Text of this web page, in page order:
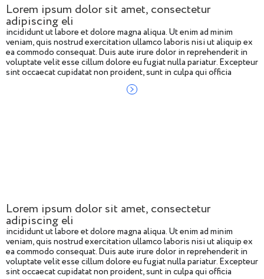
Lorem ipsum dolor sit amet, consectetur
adipiscing eli
incididunt ut labore et dolore magna aliqua. Ut enim ad minim
veniam, quis nostrud exercitation ullamco laboris nisi ut aliquip ex
ea commodo consequat. Duis aute irure dolor in reprehenderit in
voluptate velit esse cillum dolore eu fugiat nulla pariatur. Excepteur
sint occaecat cupidatat non proident, sunt in culpa qui officia
Lorem ipsum dolor sit amet, consectetur
adipiscing eli
incididunt ut labore et dolore magna aliqua. Ut enim ad minim
veniam, quis nostrud exercitation ullamco laboris nisi ut aliquip ex
ea commodo consequat. Duis aute irure dolor in reprehenderit in
voluptate velit esse cillum dolore eu fugiat nulla pariatur. Excepteur
sint occaecat cupidatat non proident, sunt in culpa qui officia